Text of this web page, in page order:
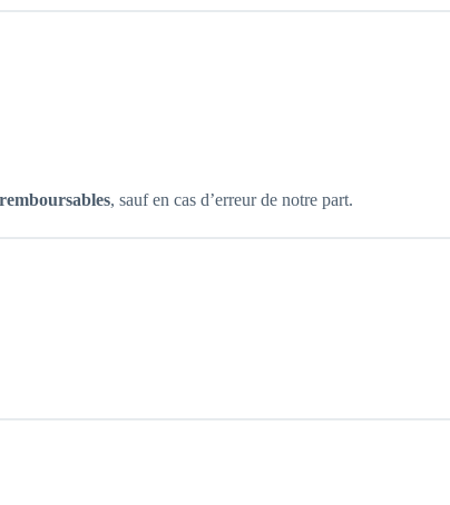
, sauf en cas d’erreur de notre part.